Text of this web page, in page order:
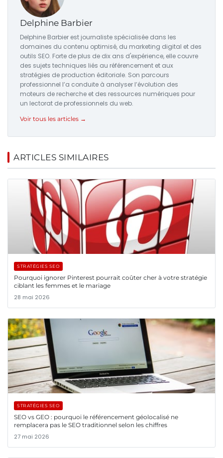
Delphine Barbier
Delphine Barbier est journaliste spécialisée dans les
domaines du contenu optimisé, du marketing digital et des
outils SEO. Forte de plus de dix ans d'expérience, elle couvre
des sujets techniques liés au référencement et aux
stratégies de production éditoriale. Son parcours
professionnel l’a conduite à analyser l’évolution des
moteurs de recherche et des ressources numériques pour
un lectorat de professionnels du web.
Voir tous les articles →
ARTICLES SIMILAIRES
STRATÉGIES SEO
Pourquoi ignorer Pinterest pourrait coûter cher à votre stratégie
ciblant les femmes et le mariage
28 mai 2026
STRATÉGIES SEO
SEO vs GEO : pourquoi le référencement géolocalisé ne
remplacera pas le SEO traditionnel selon les chiffres
27 mai 2026